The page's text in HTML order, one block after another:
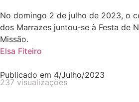
No domingo 2 de julho de 2023, o
dos Marrazes juntou-se à Festa de
Missão.
Elsa Fiteiro
Publicado em 4/Julho/2023
237 visualizações